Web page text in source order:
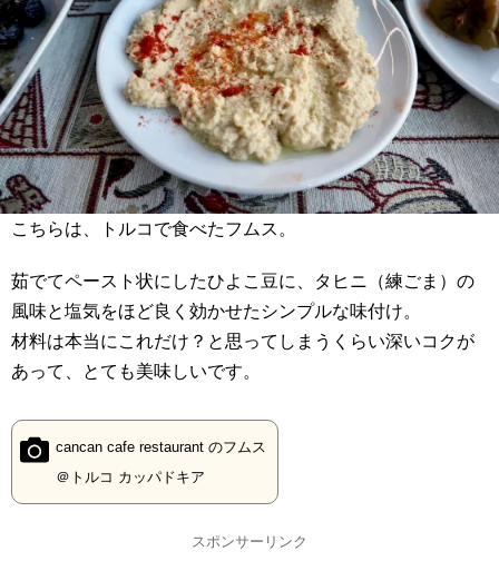
こちらは、トルコで食べたフムス。
茹でてペースト状にしたひよこ豆に、タヒニ（練ごま）の
風味と塩気をほど良く効かせたシンプルな味付け。
材料は本当にこれだけ？と思ってしまうくらい深いコクが
あって、とても美味しいです。
cancan cafe restaurant のフムス
＠トルコ カッパドキア
スポンサーリンク